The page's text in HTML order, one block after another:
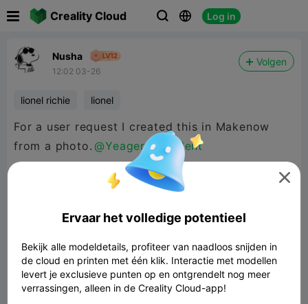
Creality Cloud   Log in
Nusha
12:02 03-26
Volgen
lionel richie lionel
For a user request I created this in Makenow
from a photo. @Yeager President

Ervaar het volledige potentieel
Bekijk alle modeldetails, profiteer van naadloos snijden in
de cloud en printen met één klik. Interactie met modellen
levert je exclusieve punten op en ontgrendelt nog meer
verrassingen, alleen in de Creality Cloud-app!